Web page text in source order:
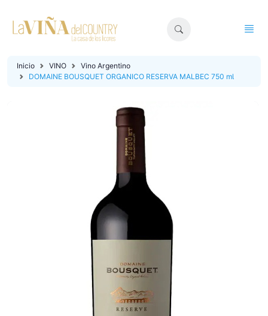
Inicio VINO
Vino Argentino
DOMAINE BOUSQUET ORGANICO RESERVA MALBEC 750 ml